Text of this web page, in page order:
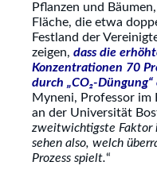
Pflanzen und
Fläche, die etwa
Festland der
zeigen, dass die
Konzentrationen 70
durch „CO₂-Düngung“
Myneni, Professor im
an der Universität
zweitwichtigste Faktor
sehen also, welch
Prozess spielt.“